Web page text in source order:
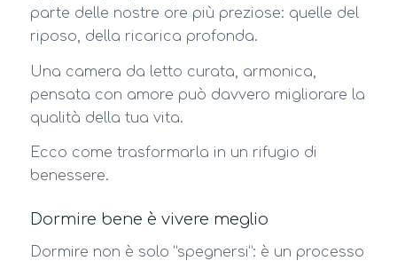
parte delle nostre ore più preziose: quelle del
riposo, della ricarica profonda.
Una camera da letto curata, armonica,
pensata con amore può davvero migliorare la
qualità della tua vita.
Ecco come trasformarla in un rifugio di
benessere.
Dormire bene è vivere meglio
Dormire non è solo “spegnersi”: è un processo